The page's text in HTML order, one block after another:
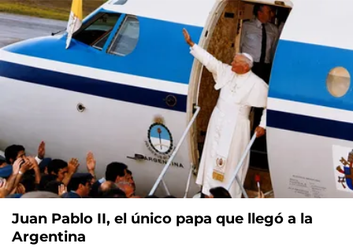
Juan Pablo II, el único papa que llegó a la
Argentina